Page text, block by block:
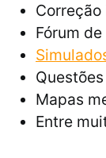
Fórum
Mapas
Entre